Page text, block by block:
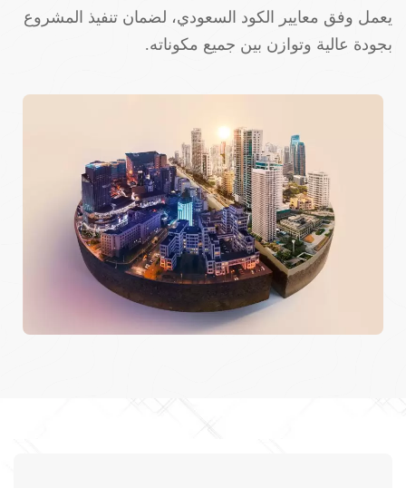
يعمل وفق معايير الكود السعودي، لضمان تنفيذ المشروع
بجودة عالية وتوازن بين جميع مكوناته.